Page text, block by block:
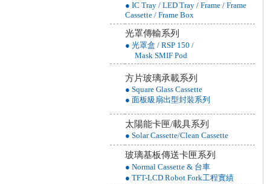
● IC Tray / LED Tray / Frame / Frame
Cassette / Frame Box
光罩傳輸系列
● 光罩盒 / RSP 150 /
Mask SMIF Pod
方片玻璃承載系列
● Square Glass Cassette
● 面板級扇出型封裝系列
太陽能卡匣/載具系列
● Solar Cassette/Clean Cassette
玻璃基板傳送卡匣系列
● Normal Cassette & 台車
● TFT-LCD Robot Fork工程實績